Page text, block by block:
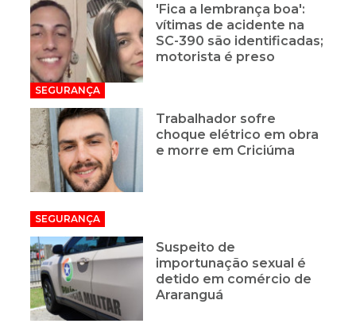
'Fica a lembrança boa':
vítimas de acidente na
SC-390 são identificadas;
motorista é preso
SEGURANÇA
Trabalhador sofre
choque elétrico em obra
e morre em Criciúma
SEGURANÇA
Suspeito de
importunação sexual é
detido em comércio de
Araranguá